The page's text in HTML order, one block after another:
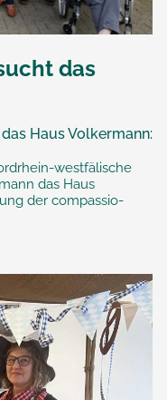
das
Haus Volkermann:
westfälische
das Haus
der compassio-